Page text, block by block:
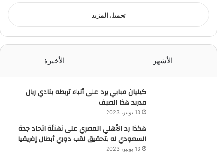
تحميل المزيد
الأشهر الأخيرة
كيليان مبابي يرد على أنباء تربطه بنادي ريال
مدريد هذا الصيف
13 يونيو، 2023
هكذا رد الأهلي المصري على تهنئة اتحاد جدة
السعودي له بتحقيق لقب دوري أبطال إفريقيا
13 يونيو، 2023